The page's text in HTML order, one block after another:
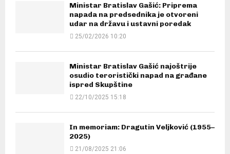
Ministar Bratislav Gašić: Priprema
napada na predsednika je otvoreni
udar na državu i ustavni poredak
25/02/2026 10:20
Ministar Bratislav Gašić najoštrije
osudio teroristički napad na građane
ispred Skupštine
22/10/2025 15:18
In memoriam: Dragutin Veljković (1955–
2025)
21/08/2025 21:06